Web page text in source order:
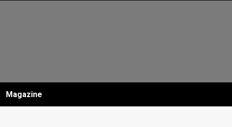
Magazine